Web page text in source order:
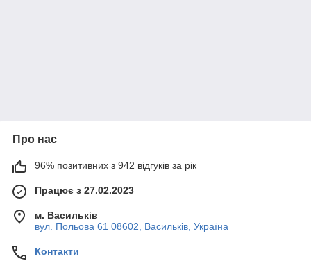
Про нас
96% позитивних з 942 відгуків за рік
Працює з 27.02.2023
м. Васильків
вул. Польова 61 08602, Васильків, Україна
Контакти